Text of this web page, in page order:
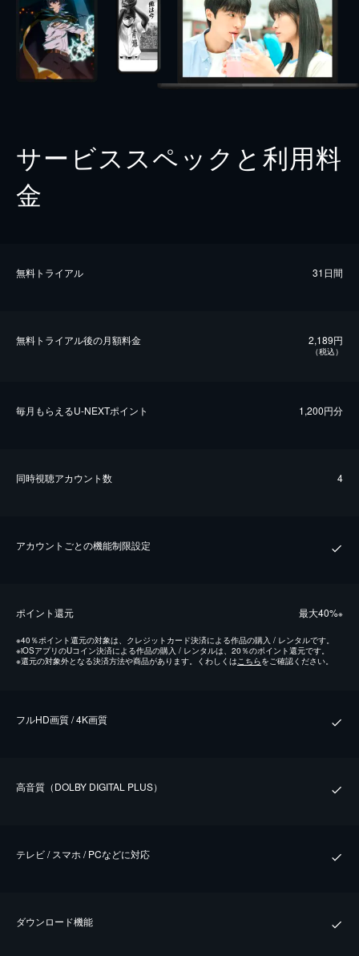
サービススペックと利用料
金
無料トライアル 31日間
無料トライアル後の⽉額料金 2,189円
（税込）
毎⽉もらえるU-NEXTポイント 1,200円分
同時視聴アカウント数 4
アカウントごとの機能制限設定
ポイント還元 最⼤40%※
※40％ポイント還元の対象は、クレジットカード決済による作品の購入 / レンタルです。
※iOSアプリのUコイン決済による作品の購入 / レンタルは、20％のポイント還元です。
※還元の対象外となる決済方法や商品があります。くわしくはこちらをご確認ください。
フルHD画質 / 4K画質
⾼⾳質（DOLBY DIGITAL PLUS）
テレビ / スマホ / PCなどに対応
ダウンロード機能